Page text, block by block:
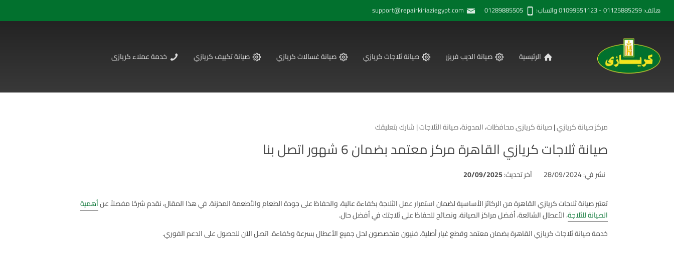
هاتف: 01125885259 - 01099551123 واتساب: 01289885505 support@repairkiriaziegypt.com
الرئيسية صيانة الديب فريزر صيانة ثلاجات كريازي صيانة غسالات كريازي صيانة تكييف كريازي خدمة عملاء كريازى
مركز صيانة كريازي|صيانة كريازى محافظات،المدونة،صيانة الثلاجات|شارك بتعليقك
صيانة ثلاجات كريازي القاهرة مركز معتمد بضمان 6 شهور اتصل بنا
نشر في: 28/09/2024 آخر تحديث:20/09/2025
تعتبر صيانة ثلاجات كريازي القاهرة من الركائز الأساسية لضمان استمرار عمل الثلاجة بكفاءة عالية، والحفاظ على جودة الطعام والأطعمة المخزنة. في هذا المقال، نقدم شرحًا مفصلاً عنأهمية
الصيانة للثلاجة، الأعطال الشائعة، أفضل مراكز الصيانة، ونصائح للحفاظ على ثلاجتك في أفضل حال.
خدمة صيانة ثلاجات كريازي القاهرة بضمان معتمد وقطع غيار أصلية. فنيون متخصصون لحل جميع الأعطال بسرعة وكفاءة. اتصل الآن للحصول على الدعم الفوري.